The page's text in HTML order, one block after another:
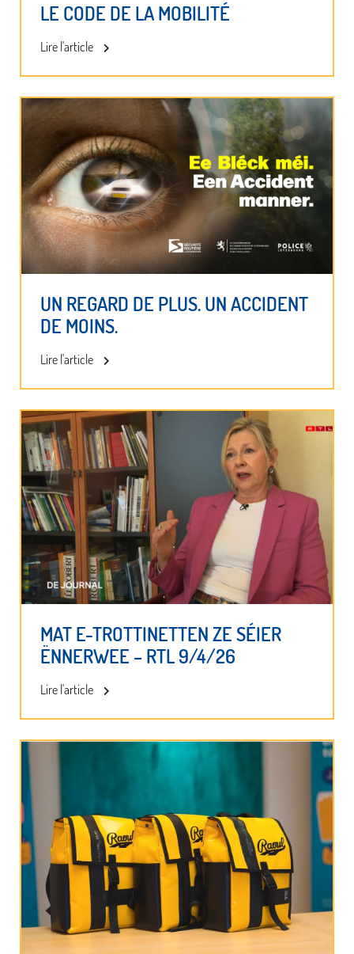
LE CODE DE LA MOBILITÉ
Lire l'article
UN REGARD DE PLUS. UN ACCIDENT
DE MOINS.
Lire l'article
MAT E-TROTTINETTEN ZE SÉIER
ËNNERWEE – RTL 9/4/26
Lire l'article